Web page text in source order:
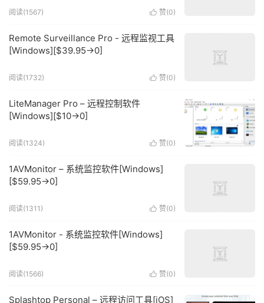
 赞(0)
阅读(1567)
Remote Surveillance Pro - 远程监视工具
[Windows][$39.95→0]
 赞(0)
阅读(1732)
LiteManager Pro – 远程控制软件
[Windows][$10→0]
 赞(0)
阅读(1324)
1AVMonitor – 系统监控软件[Windows]
[$59.95→0]
 赞(0)
阅读(1311)
1AVMonitor - 系统监控软件[Windows]
[$59.95→0]
 赞(0)
阅读(1566)
Splashtop Personal – 远程访问工具[iOS]